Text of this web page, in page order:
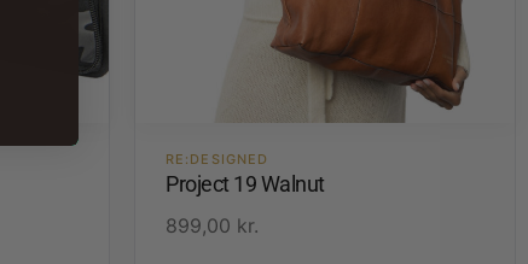
RE:DESIGNED
Project 19 Walnut
899,00 kr.